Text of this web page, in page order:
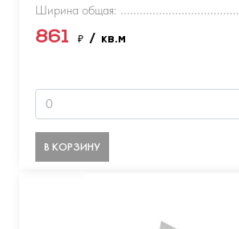
Ширина общая:
861 ₽ / кв.м
В КОРЗИНУ